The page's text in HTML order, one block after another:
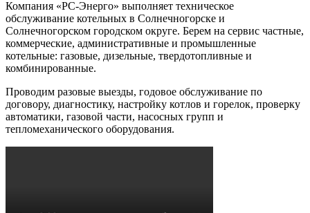
Компания «РС-Энерго» выполняет техническое
обслуживание котельных в Солнечногорске и
Солнечногорском городском округе. Берем на сервис частные,
коммерческие, административные и промышленные
котельные: газовые, дизельные, твердотопливные и
комбинированные.
Проводим разовые выезды, годовое обслуживание по
договору, диагностику, настройку котлов и горелок, проверку
автоматики, газовой части, насосных групп и
тепломеханического оборудования.